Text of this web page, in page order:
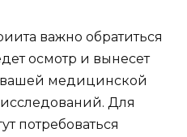
важно обратиться
осмотр и вынесет
вашей медицинской
Для
потребоваться